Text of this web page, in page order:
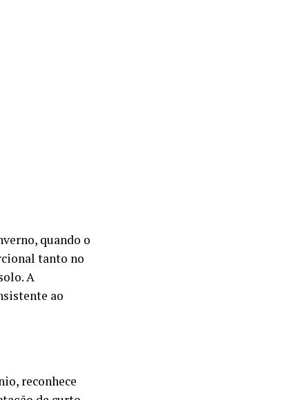
quando o
tanto no
A
ao
reconhece